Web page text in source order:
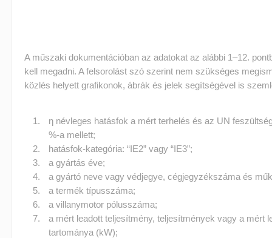
A műszaki dokumentációban az adatokat az alábbi 1–12.
kell megadni. A felsorolást szó szerint nem szükséges
közlés helyett grafikonok, ábrák és jelek segítségével is
η névleges hatásfok a mért terhelés és az UN
%-a mellett;
hatásfok-kategória: “IE2” vagy “IE3”;
a gyártás éve;
a gyártó neve vagy védjegye, cégjegyzékszáma és
a termék típusszáma;
a villanymotor pólusszáma;
a mért leadott teljesítmény, teljesítmények vagy a mért
tartománya (kW);